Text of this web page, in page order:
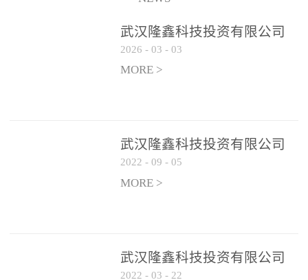
武汉隆鑫科技投资有限公司
聘请常年法律顾问服务机构
遴选公告
2026 - 03 - 03
MORE >
武汉隆鑫科技投资有限公司
办公用房 空调设备供应商公
开遴选公告
2022 - 09 - 05
MORE >
武汉隆鑫科技投资有限公司
招聘实施方案
2022 - 03 - 22